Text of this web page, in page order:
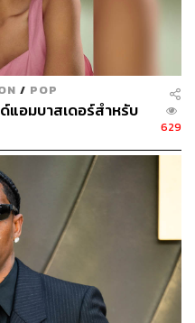
ก็เปลี่ยนไปใช้รองพื้น
Foundation หลายเฉดสี
วร์ที่เข้มขึ้นเพื่อให้ใบหน้าดู
างแจ้งทีมแต่งหน้าต้อง
จึงใช้ Black Girl
ผิวหน้าเพื่อเติมความชุ่มชื้น
เพื่อทำให้ดูเหมือนมีเหงื่อ
ารทำให้ผมหางม้าของ
รุ่น โดยใช้ Kim Kimble
พิ่มผลิตภัณฑ์จัดแต่งผม Amika
Headstrong Intense
เมื่อโตขึ้น
/ POP
แอมบาสเดอร์สำหรับ
629